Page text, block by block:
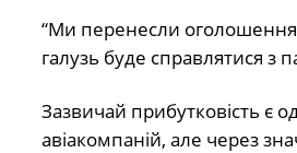
“Ми перенесли оголошення
галузь буде справлятися з
Зазвичай прибутковість є
авіакомпаній, але через